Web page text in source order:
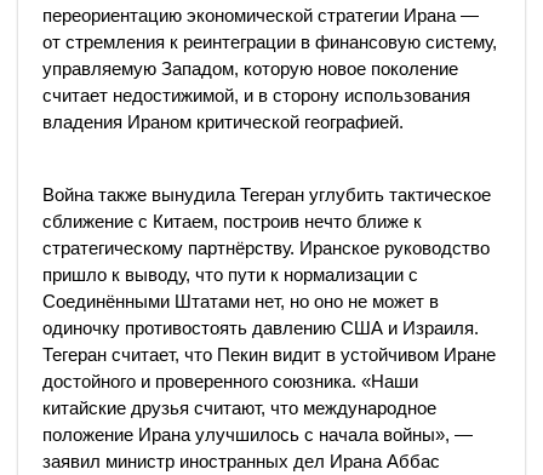
переориентацию экономической стратегии Ирана —
от стремления к реинтеграции в финансовую систему,
управляемую Западом, которую новое поколение
считает недостижимой, и в сторону использования
владения Ираном критической географией.
Война также вынудила Тегеран углубить тактическое
сближение с Китаем, построив нечто ближе к
стратегическому партнёрству. Иранское руководство
пришло к выводу, что пути к нормализации с
Соединёнными Штатами нет, но оно не может в
одиночку противостоять давлению США и Израиля.
Тегеран считает, что Пекин видит в устойчивом Иране
достойного и проверенного союзника. «Наши
китайские друзья считают, что международное
положение Ирана улучшилось с начала войны», —
заявил министр иностранных дел Ирана Аббас